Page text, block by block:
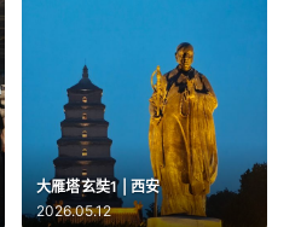
大雁塔玄奘1 | 西安
2026.05.12